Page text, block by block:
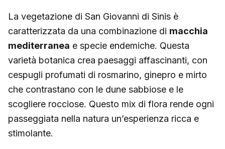
La vegetazione di San Giovanni di Sinis è
caratterizzata da una combinazione di macchia
mediterranea e specie endemiche. Questa
varietà botanica crea paesaggi affascinanti, con
cespugli profumati di rosmarino, ginepro e mirto
che contrastano con le dune sabbiose e le
scogliere rocciose. Questo mix di flora rende ogni
passeggiata nella natura un’esperienza ricca e
stimolante.